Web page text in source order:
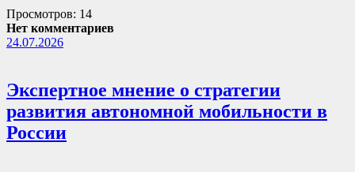
Просмотров: 14
Нет комментариев
24.07.2026
Экспертное мнение о стратегии
развития автономной мобильности в
России